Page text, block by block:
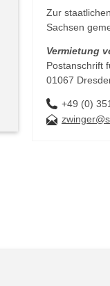
Zur
Sachsen
Vermietung
Postanschrift
01067
+49 (0)